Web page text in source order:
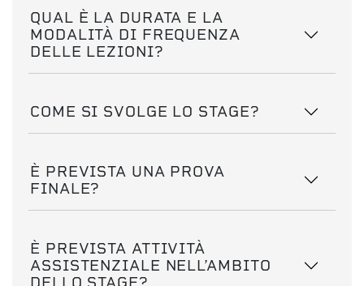
QUAL È LA DURATA E LA
MODALITÀ DI FREQUENZA
DELLE LEZIONI?
COME SI SVOLGE LO STAGE?
È PREVISTA UNA PROVA
FINALE?
È PREVISTA ATTIVITÀ
ASSISTENZIALE NELL’AMBITO
DELLO STAGE?